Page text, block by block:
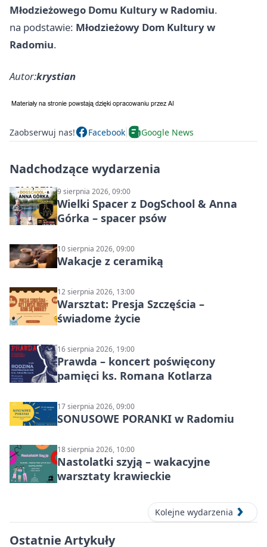
Młodzieżowego Domu Kultury w Radomiu.
na podstawie: Młodzieżowy Dom Kultury w
Radomiu.
Autor:krystian
Zaobserwuj nas! Facebook Google News
Nadchodzące wydarzenia
9 sierpnia 2026, 09:00
Wielki Spacer z DogSchool & Anna
Górka – spacer psów
10 sierpnia 2026, 09:00
Wakacje z ceramiką
12 sierpnia 2026, 13:00
Warsztat: Presja Szczęścia –
świadome życie
16 sierpnia 2026, 19:00
Prawda – koncert poświęcony
pamięci ks. Romana Kotlarza
17 sierpnia 2026, 09:00
SONUSOWE PORANKI w Radomiu
18 sierpnia 2026, 10:00
Nastolatki szyją – wakacyjne
warsztaty krawieckie
Kolejne wydarzenia
Ostatnie Artykuły